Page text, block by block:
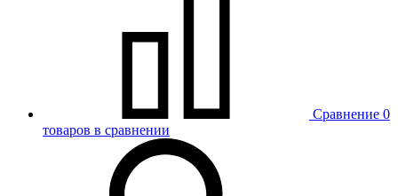
Сравнение 0
товаров в сравнении